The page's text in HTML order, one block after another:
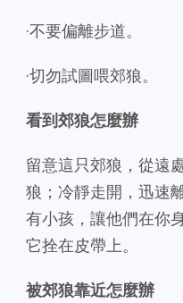
·不要偏離步道。
·切勿試圖喂郊狼。
看到郊狼怎麼辦
留意這只郊狼，從遠
狼；冷靜走開，迅速
有小孩，讓他們在你
它拴在皮帶上。
被郊狼靠近怎麼辦